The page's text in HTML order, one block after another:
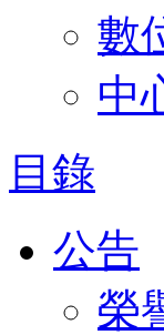
數
中
目錄
公告
榮